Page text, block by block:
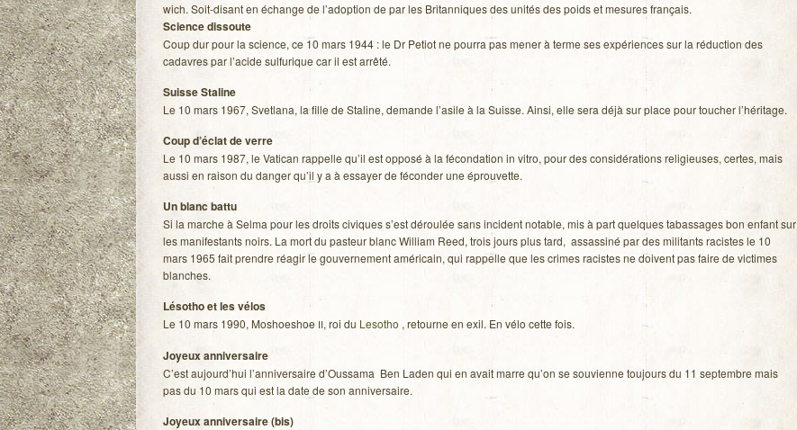
wich. Soit-disant en échange de l’adoption de par les Bri­tan­niques des uni­tés des poids et mesures français.
Science dis­soute
Coup dur pour la science, ce 10 mars 1944 : le Dr Petiot ne pourra pas mener à terme ses expé­riences sur la réduc­tion des
cadavres par l’acide sul­fu­rique car il est arrêté.
Suisse Sta­line
Le 10 mars 1967, Svet­lana, la fille de Sta­line, demande l’asile à la Suisse. Ainsi, elle sera déjà sur place pour tou­cher l’héritage.
Coup d’éclat de verre
Le 10 mars 1987, le Vati­can rap­pelle qu’il est opposé à la fécon­da­tion in vitro, pour des consi­dé­ra­tions reli­gieuses, certes, mais
aussi en rai­son du dan­ger qu’il y a à essayer de fécon­der une éprouvette.
Un blanc battu
Si la marche à Selma pour les droits civiques s’est dérou­lée sans inci­dent notable, mis à part quelques tabas­sages bon enfant sur
les mani­fes­tants noirs. La mort du pas­teur blanc William Reed, trois jours plus tard, assas­siné par des mili­tants racistes le 10
mars 1965 fait prendre réagir le gou­ver­ne­ment amé­ri­cain, qui rap­pelle que les crimes racistes ne doivent pas faire de vic­times
blanches.
Léso­tho et les vélos
Le 10 mars 1990, Moshoe­shoe II, roi du Leso­tho , retourne en exil. En vélo cette fois.
Joyeux anni­ver­saire
C’est aujourd’hui l’anniversaire d’Oussama Ben Laden qui en avait marre qu’on se sou­vienne tou­jours du 11 sep­tembre mais
pas du 10 mars qui est la date de son anniversaire.
Joyeux anni­ver­saire (bis)